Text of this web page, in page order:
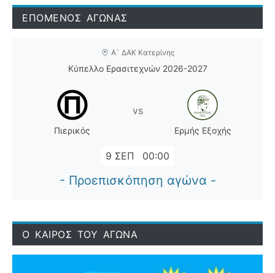
ΕΠΟΜΕΝΟΣ ΑΓΩΝΑΣ
Α` ΔΑΚ Κατερίνης
Κύπελλο Ερασιτεχνών 2026-2027
Πιερικός
vs
Ερμής Εξοχής
9 ΣΕΠ 00:00
- Προεπισκόπηση αγώνα -
Ο ΚΑΙΡΟΣ ΤΟΥ ΑΓΩΝΑ